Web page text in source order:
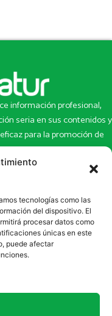
tecnologías como las
del dispositivo. El
procesar datos como
únicas en este
puede afectar
información profesional,
seria en sus contenidos y
para la promoción de
de interés